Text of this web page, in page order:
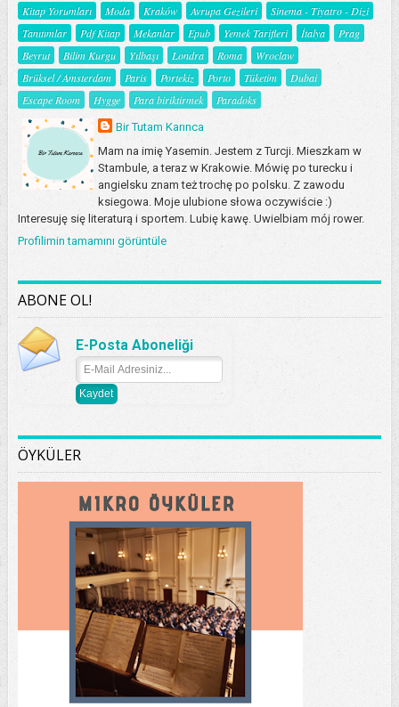
Kitap Yorumları
Moda Kraków Avrupa Gezileri
Sinema - Tiyatro - Dizi
Tanıtımlar
Pdf Kitap Mekanlar Epub Yemek Tarifleri İtalya
Prag
Beyrut
Bilim Kurgu Yılbaşı Londra Roma
Wroclaw
Brüksel / Amsterdam
Paris Portekiz Porto Tüketim
Dubai
Escape Room
Hygge Para biriktirmek Paradoks
Bir Tutam Karınca
Mam na imię Yasemin. Jestem z Turcji. Mieszkam w
Stambule, a teraz w Krakowie. Mówię po turecku i
angielsku znam też trochę po polsku. Z zawodu
ksiegowa. Moje ulubione słowa oczywiście :)
Interesuję się literaturą i sportem. Lubię kawę. Uwielbiam mój rower.
Profilimin tamamını görüntüle
ABONE OL!
E-Posta Aboneliği
ÖYKÜLER